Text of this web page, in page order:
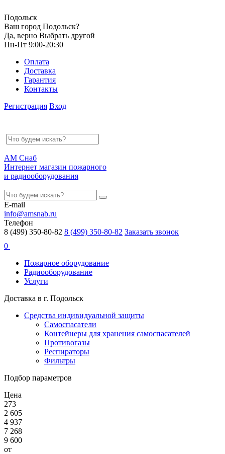
Подольск
Ваш город Подольск?
Да, верно Выбрать другой
Пн-Пт 9:00-20:30
Оплата
Доставка
Гарантия
Контакты
Регистрация Вход
АМ Снаб
Интернет магазин пожарного
и радиооборудования
E-mail
info@amsnab.ru
Телефон
8 (499) 350-80-82 8 (499) 350-80-82 Заказать звонок
0
Пожарное оборудование
Радиооборудование
Услуги
Доставка в г. Подольск
Средства индивидуальной защиты
Самоспасатели
Контейнеры для хранения самоспасателей
Противогазы
Респираторы
Фильтры
Подбор параметров
Цена
273
2 605
4 937
7 268
9 600
от